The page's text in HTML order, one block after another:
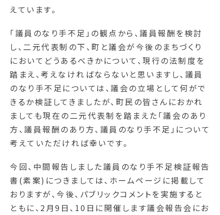
えています。
「議員のなり手不足」の観点から、議員報酬を検討
し、二元代表制の下、町と議会が今後のまちづくり
においてどうあるべきかについて、現行の法制度を
踏まえ、考えなければならないと思いますし、議員
のなり手不足については、議会の立場として何がで
きるか検証してきましたが、町民の皆さんにおかれ
ましても現在の二元代表制を踏まえた「議会のあり
方、議員報酬のあり方、議員のなり手不足」について
考えていただければ幸いです。
今回、中間報告しました議員のなり手不足検証報告
書(素案)につきましては、ホームページに掲載して
おりますが、今後、パブリックコメントを実施すると
ともに、2月9日、10日に開催します議会報告会にお